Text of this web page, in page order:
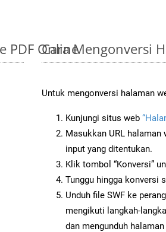
PDF Online
Cara Mengonversi
Untuk mengonversi halaman
Kunjungi situs web
Masukkan URL
input yang ditentukan.
Klik tombol “Konversi”
Tunggu hingga konversi
Unduh file SWF ke
mengikuti langkah-
dan mengunduh